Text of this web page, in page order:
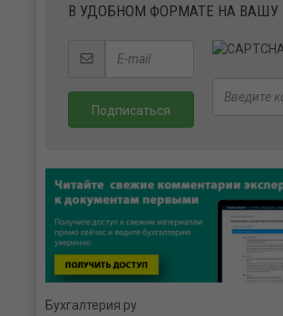
В УДОБНОМ ФОРМАТЕ НА ВАШУ
Бухгалтерия.ру